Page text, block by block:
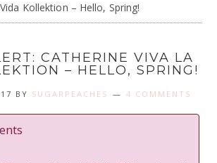
Kollektion – Hello, Spring!
CATHERINE VIVA LA
– HELLO, SPRING!
BY SUGARPEACHES 4 COMMENTS